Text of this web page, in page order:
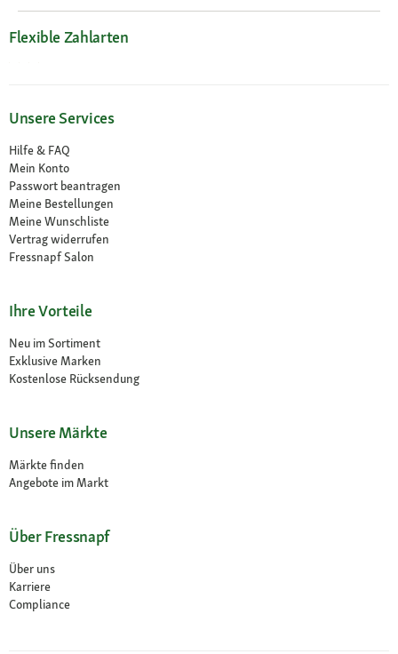
Flexible Zahlarten
Unsere Services
Hilfe & FAQ
Mein Konto
Passwort beantragen
Meine Bestellungen
Meine Wunschliste
Vertrag widerrufen
Fressnapf Salon
Ihre Vorteile
Neu im Sortiment
Exklusive Marken
Kostenlose Rücksendung
Unsere Märkte
Märkte finden
Angebote im Markt
Über Fressnapf
Über uns
Karriere
Compliance